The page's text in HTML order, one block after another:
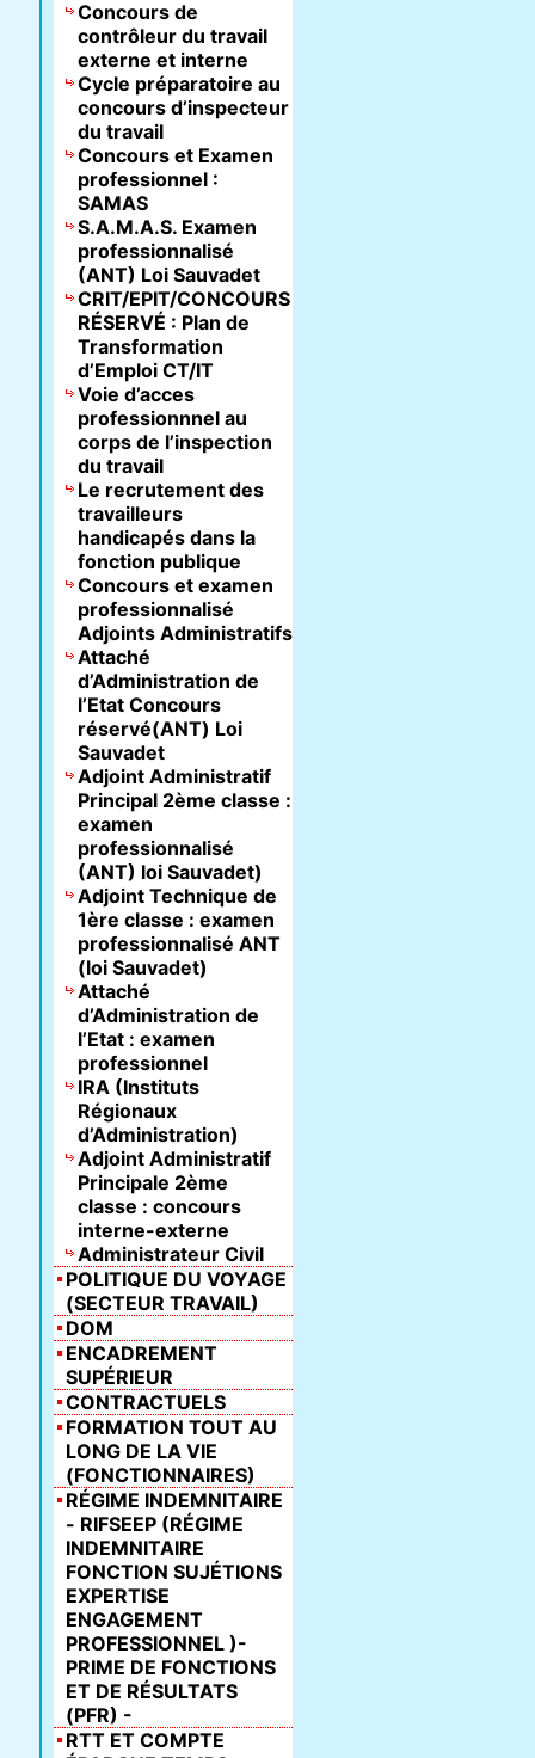
Concours de
contrôleur du travail
externe et interne
Cycle préparatoire au
concours d’inspecteur
du travail
Concours et Examen
professionnel :
SAMAS
S.A.M.A.S. Examen
professionnalisé
(ANT) Loi Sauvadet
CRIT/EPIT/CONCOURS
RÉSERVÉ : Plan de
Transformation
d’Emploi CT/IT
Voie d’acces
professionnnel au
corps de l’inspection
du travail
Le recrutement des
travailleurs
handicapés dans la
fonction publique
Concours et examen
professionnalisé
Adjoints Administratifs
Attaché
d’Administration de
l’Etat Concours
réservé(ANT) Loi
Sauvadet
Adjoint Administratif
Principal 2ème classe :
examen
professionnalisé
(ANT) loi Sauvadet)
Adjoint Technique de
1ère classe : examen
professionnalisé ANT
(loi Sauvadet)
Attaché
d’Administration de
l’Etat : examen
professionnel
IRA (Instituts
Régionaux
d’Administration)
Adjoint Administratif
Principale 2ème
classe : concours
interne-externe
Administrateur Civil
POLITIQUE DU VOYAGE
(SECTEUR TRAVAIL)
DOM
ENCADREMENT
SUPÉRIEUR
CONTRACTUELS
FORMATION TOUT AU
LONG DE LA VIE
(FONCTIONNAIRES)
RÉGIME INDEMNITAIRE
- RIFSEEP (RÉGIME
INDEMNITAIRE
FONCTION SUJÉTIONS
EXPERTISE
ENGAGEMENT
PROFESSIONNEL )-
PRIME DE FONCTIONS
ET DE RÉSULTATS
(PFR) -
RTT ET COMPTE